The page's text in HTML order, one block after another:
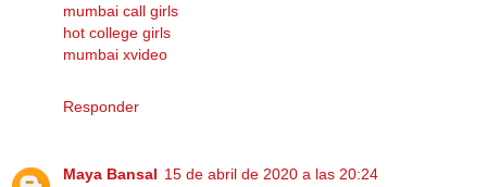
mumbai call girls
hot college girls
mumbai xvideo
Responder
Maya Bansal 15 de abril de 2020 a las 20:24